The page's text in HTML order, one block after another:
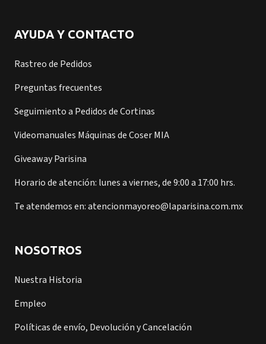
AYUDA Y CONTACTO
Rastreo de Pedidos
Preguntas frecuentes
Seguimiento a Pedidos de Cortinas
Videomanuales Máquinas de Coser MIA
Giveaway Parisina
Horario de atención: lunes a viernes, de 9:00 a 17:00 hrs.
Te atendemos en: atencionmayoreo@laparisina.com.mx
NOSOTROS
Nuestra Historia
Empleo
Políticas de envío, Devolución y Cancelación